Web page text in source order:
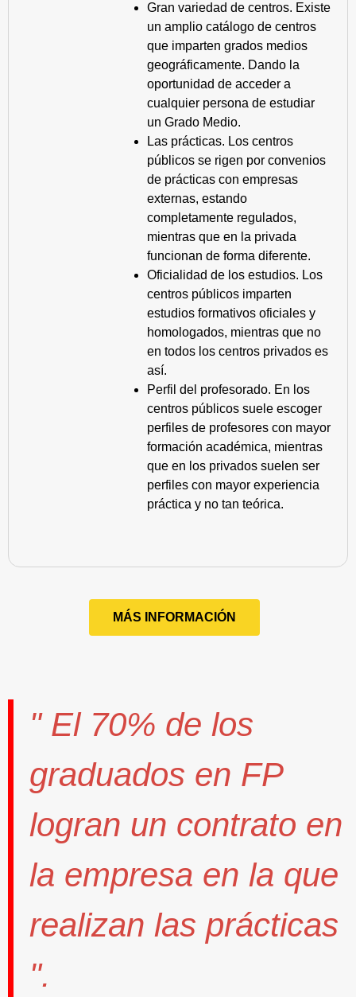
Gran variedad de centros. Existe
un amplio catálogo de centros
que imparten grados medios
geográficamente. Dando la
oportunidad de acceder a
cualquier persona de estudiar
un Grado Medio.
Las prácticas. Los centros
públicos se rigen por convenios
de prácticas con empresas
externas, estando
completamente regulados,
mientras que en la privada
funcionan de forma diferente.
Oficialidad de los estudios. Los
centros públicos imparten
estudios formativos oficiales y
homologados, mientras que no
en todos los centros privados es
así.
Perfil del profesorado. En los
centros públicos suele escoger
perfiles de profesores con mayor
formación académica, mientras
que en los privados suelen ser
perfiles con mayor experiencia
práctica y no tan teórica.
MÁS INFORMACIÓN
" El 70% de los
graduados en FP
logran un contrato en
la empresa en la que
realizan las prácticas
".